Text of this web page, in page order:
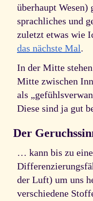
überhaupt
sprachliches und
zuletzt etwas wie
das nächste Mal.
In der Mitte
Mitte zwischen
als
Diese sind ja gut
Der
… kann bis zu
der Luft) um uns
verschiedene